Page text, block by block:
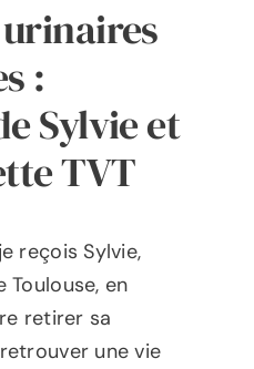
:
Sylvie et
TVT
reçois Sylvie,
en
retirer sa
une vie